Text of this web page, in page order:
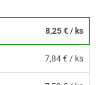
8,25 €/ ks
7,84 € / ks